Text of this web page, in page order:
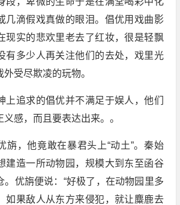
几滴假戏真做的眼泪。倡优用戏曲影
现实的悲欢里老去了红妆，很是轻飘
有多少人再关注他们的去处，戏里光
受尽欺凌的玩物。
上追求的倡优并不满足于娱人，他们
感，而且要表达出来。。
旃，他竟敢在暴君头上“动土”。秦始
建造一所动物园，规模大到东至函谷
。优旃便说：“好极了，在动物园里多
如果敌人从东方来侵犯，就让麋鹿去